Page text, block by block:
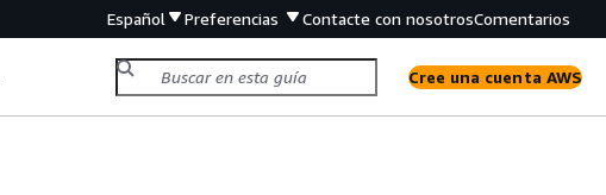
Español Preferencias Contacte con nosotrosComentarios
Cree una cuenta AWS